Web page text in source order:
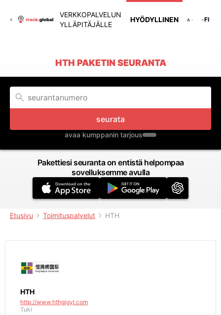
VERKKOPALVELUN
YLLÄPITÄJÄLLE
HYÖDYLLINEN FI
HTH PAKETIN SEURANTA
seurata
avaa kumppanin tarjous
Pakettiesi seuranta on entistä helpompaa
sovelluksemme avulla
Etusivu Toimituspalvelut HTH
HTH
http://www.hthgjgyl.com
Tuki